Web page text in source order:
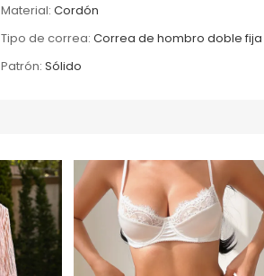
Material: Cordón
Tipo de correa: Correa de hombro doble fija
Patrón: Sólido